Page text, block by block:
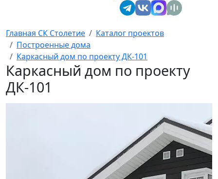
Главная СК Столетие
Каталог проектов
Построенные дома
Каркасный дом по проекту ДК-101
Каркасный дом по проекту
ДК-101